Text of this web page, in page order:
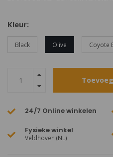
Kleur:
Black Olive Coyote
24/7 Online winkelen
Fysieke winkel
Veldhoven (NL)